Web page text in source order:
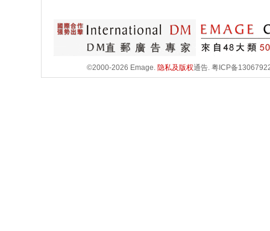
©2000-2026 Emage. 隐私及版权通告. 粤ICP备